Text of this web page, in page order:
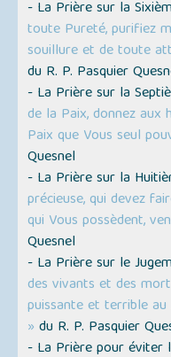
- La Prière sur la
toute Pureté, purifiez
souillure et de toute
du R. P. Pasquier
- La Prière sur la
de la Paix, donnez aux
Paix que Vous seul
Quesnel
- La Prière sur la
précieuse, qui devez
qui Vous possèdent,
Quesnel
- La Prière sur le
des vivants et des
puissante et terrible
» du R. P. Pasquier
- La Prière pour éviter